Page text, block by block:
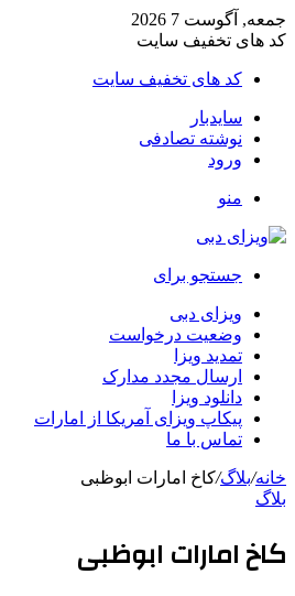
جمعه, آگوست 7 2026
کد های تخفیف سایت
کد های تخفیف سایت
سایدبار
نوشته تصادفی
ورود
منو
جستجو برای
ویزای دبی
وضعیت درخواست
تمدید ویزا
ارسال مجدد مدارک
دانلود ویزا
پیکاپ ویزای آمریکا از امارات
تماس با ما
خانه/بلاگ/کاخ امارات ابوظبی
بلاگ
کاخ امارات ابوظبی